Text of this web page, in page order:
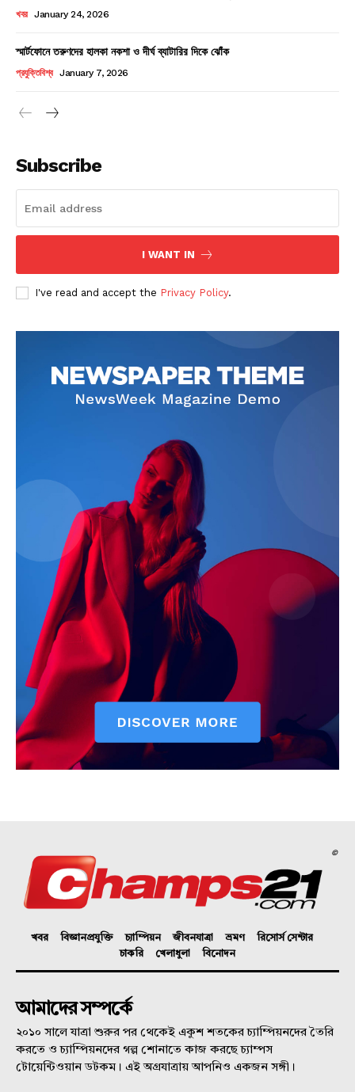
Champs21
Company
About
Contact us
My account
খবর January 24, 2026
স্মার্টফোনে তরুণদের হালকা নকশা ও দীর্ঘ ব্যাটারির দিকে ঝোঁক
প্রযুক্তিবিশ্ব January 7, 2026
Subscribe
I WANT IN
I've read and accept the Privacy Policy.
©
খবর বিজ্ঞানপ্রযুক্তি চ্যাম্পিয়ন জীবনযাত্রা ভ্রমণ
রিসোর্স সেন্টার
চাকরি
খেলাধুলা বিনোদন
আমাদের সম্পর্কে
২০১০ সালে যাত্রা শুরুর পর থেকেই একুশ শতকের চ্যাম্পিয়নদের তৈরি
করতে ও চ্যাম্পিয়নদের গল্প শোনাতে কাজ করছে চ্যাম্পস
টোয়েন্টিওয়ান ডটকম। এই অগ্রযাত্রায় আপনিও একজন সঙ্গী।